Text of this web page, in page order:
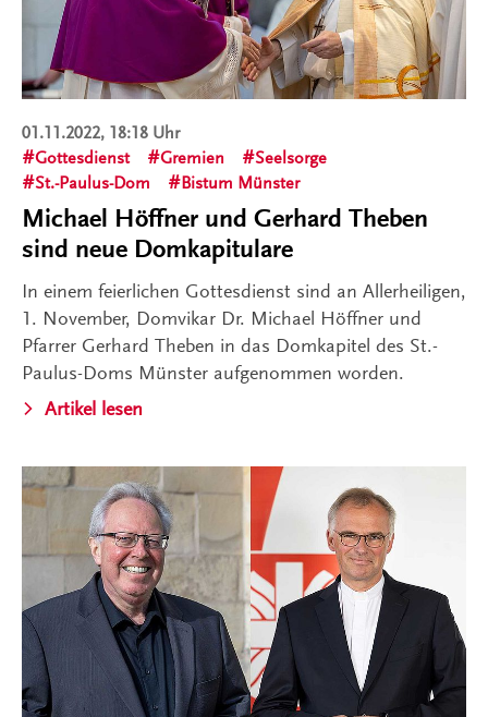
01.11.2022, 18:18 Uhr
Gottesdienst
Gremien
Seelsorge
St.-Paulus-Dom
Bistum Münster
Michael Höffner und Gerhard Theben
sind neue Domkapitulare
In einem feierlichen Gottesdienst sind an Allerheiligen,
1. November, Domvikar Dr. Michael Höffner und
Pfarrer Gerhard Theben in das Domkapitel des St.-
Paulus-Doms Münster aufgenommen worden.
Artikel lesen